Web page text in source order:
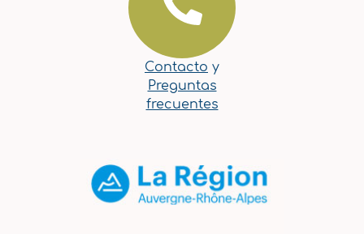
Contacto y
Preguntas
frecuentes